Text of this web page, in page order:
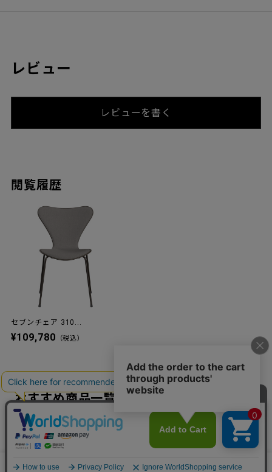
数量 カートに入れる
レビュー
レビューを書く
閲覧履歴
セブンチェア 310...
¥109,780 （税込）
おすすめ商品一覧